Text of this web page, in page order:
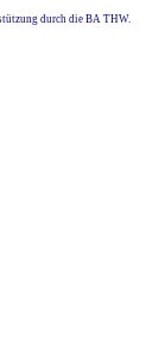
durch die BA THW.